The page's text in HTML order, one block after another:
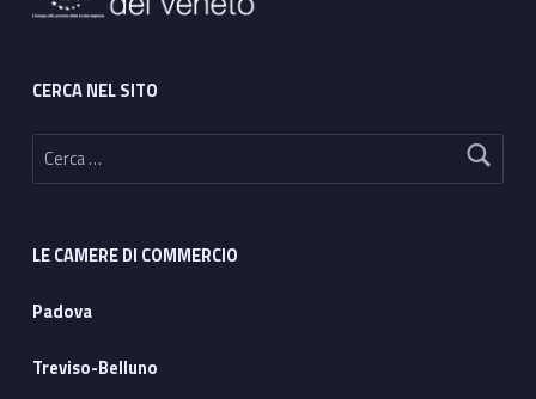
CERCA NEL SITO
Ricerca per:
LE CAMERE DI COMMERCIO
Padova
Treviso-Belluno